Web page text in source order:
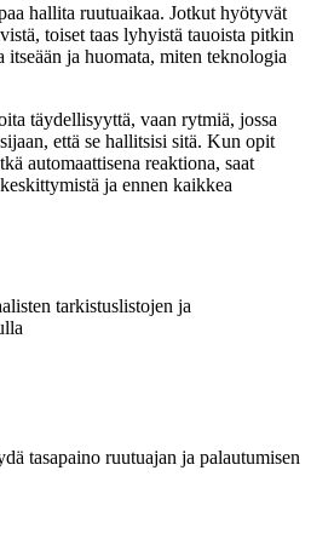
hallita ruutuaikaa. Jotkut hyötyvät
toiset taas lyhyistä tauoista pitkin
ja huomata, miten teknologia
täydellisyyttä, vaan rytmiä, jossa
että se hallitsisi sitä. Kun opit
automaattisena reaktiona, saat
ja ennen kaikkea
tarkistuslistojen ja
tasapaino ruutuajan ja palautumisen